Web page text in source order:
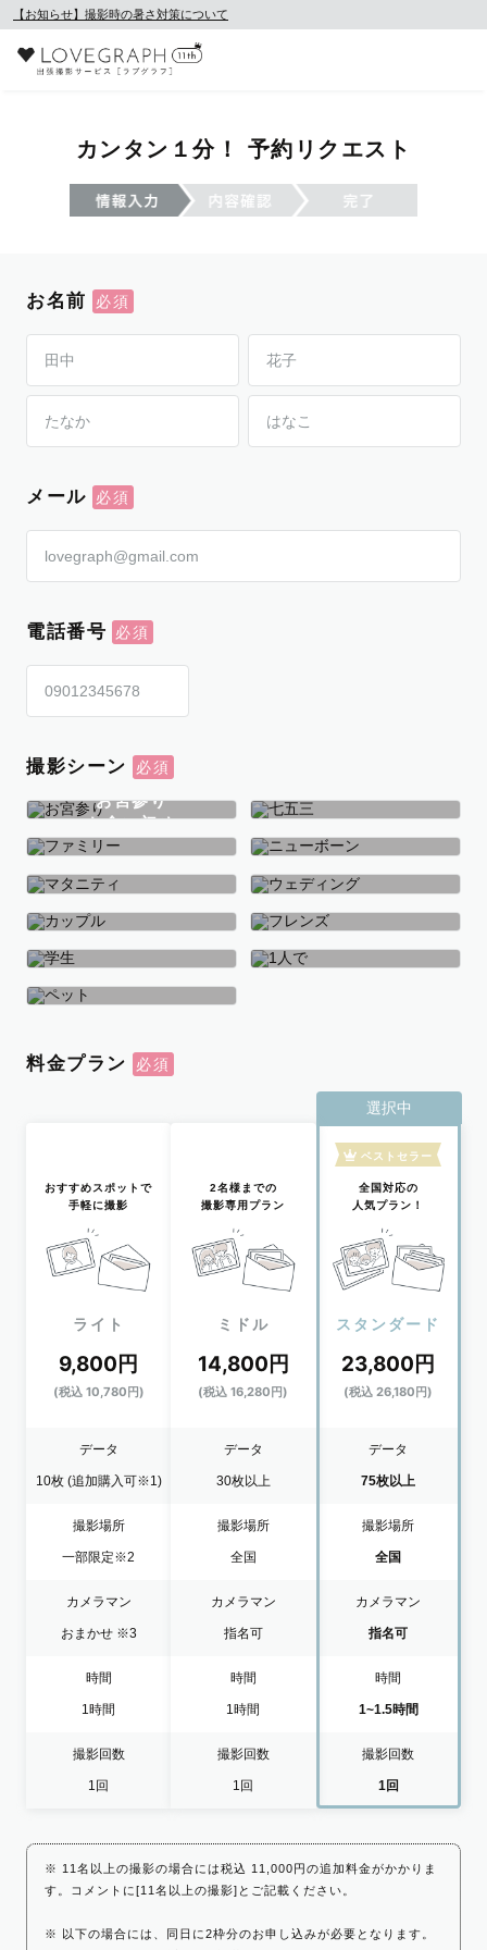
【お知らせ】撮影時の暑さ対策について
カンタン１分！ 予約リクエスト
お名前
メール
電話番号
撮影シーン
お宮参り
お食い初め
七五三
ファミリー ニューボーン
マタニティ ウェディング
カップル フレンズ
学生
料金プラン
おすすめスポットで
手軽に撮影
ライト
9,800円
(税込 10,780円)
データ
10枚 (追加購入可※1)
撮影場所
一部限定※2
カメラマン
おまかせ ※3
時間
1時間
撮影回数
1回
2名様までの
撮影専用プラン
ミドル
14,800円
(税込 16,280円)
データ
30枚以上
撮影場所
全国
カメラマン
指名可
時間
1時間
撮影回数
1回
選択中
ベストセラー
全国対応の
人気プラン！
スタンダード
23,800円
(税込 26,180円)
データ
75枚以上
撮影場所
全国
カメラマン
指名可
時間
1~1.5時間
撮影回数
1回
※ 11名以上の撮影の場合には税込 11,000円の追加料金がかかりま
す。コメントに[11名以上の撮影]とご記載ください。
※ 以下の場合には、同日に2枠分のお申し込みが必要となります。